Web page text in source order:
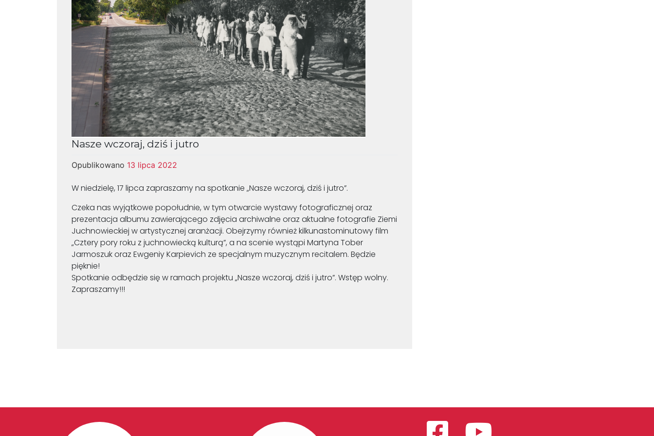
Nasze wczoraj, dziś i jutro
Opublikowano 13 lipca 2022
W niedzielę, 17 lipca zapraszamy na spotkanie „Nasze wczoraj, dziś i jutro”.
Czeka nas wyjątkowe popołudnie, w tym otwarcie wystawy fotograficznej oraz
prezentacja albumu zawierającego zdjęcia archiwalne oraz aktualne fotografie Ziemi
Juchnowieckiej w artystycznej aranżacji. Obejrzymy również kilkunastominutowy film
„Cztery pory roku z juchnowiecką kulturą”, a na scenie wystąpi Martyna Tober
Jarmoszuk oraz Ewgeniy Karpievich ze specjalnym muzycznym recitalem. Będzie
pięknie!
Spotkanie odbędzie się w ramach projektu „Nasze wczoraj, dziś i jutro”. Wstęp wolny.
Zapraszamy!!!